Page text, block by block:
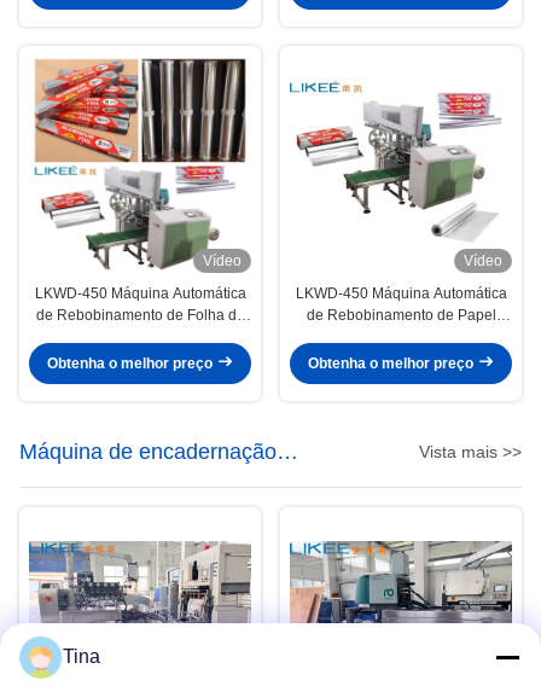
Vídeo
LKWD-450 Máquina Automática
de Rebobinamento de Folha de
Troca Automática
Obtenha o melhor preço
Vídeo
LKWD-450 Máquina Automática
de Rebobinamento de Papel
Mitsubishi
Obtenha o melhor preço
Máquina de encadernação
automática
Vista mais >>
Tina